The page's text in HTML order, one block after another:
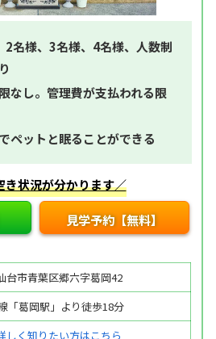
2名様、3名様、4名様、人数制
なし。管理費が支払われる限
ペットと眠ることができる
き状況が分かります／
見学予約【無料】
台市青葉区郷六字葛岡42
「葛岡駅」より徒歩18分
しく知りたい方はこちら